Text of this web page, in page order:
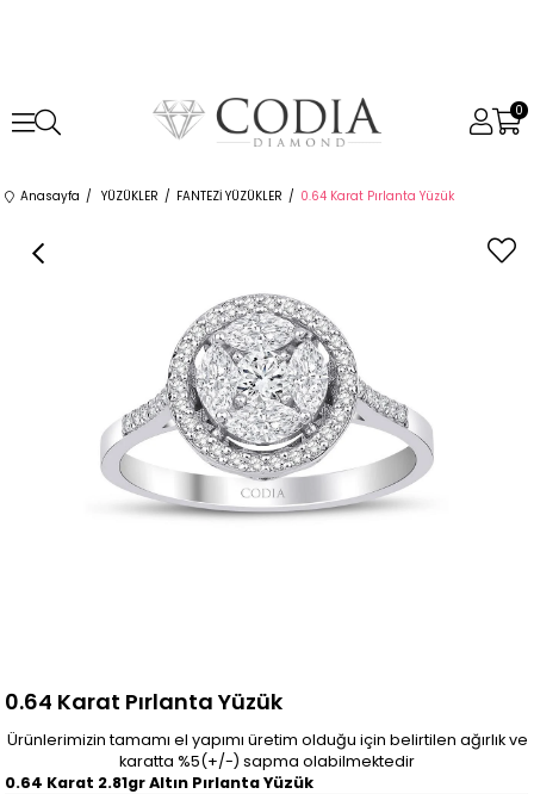
0
Anasayfa YÜZÜKLER FANTEZİ YÜZÜKLER 0.64 Karat Pırlanta Yüzük
0.64 Karat Pırlanta Yüzük
Ürünlerimizin tamamı el yapımı üretim olduğu için belirtilen ağırlık ve
karatta %5(+/-) sapma olabilmektedir
0.64 Karat 2.81gr Altın Pırlanta Yüzük